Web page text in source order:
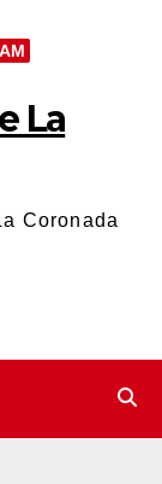
La
Coronada